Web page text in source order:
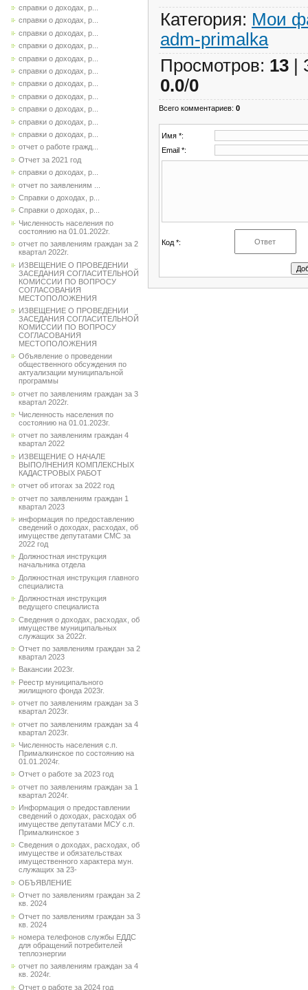
справки о доходах, р...
справки о доходах, р...
справки о доходах, р...
справки о доходах, р...
справки о доходах, р...
справки о доходах, р...
справки о доходах, р...
справки о доходах, р...
справки о доходах, р...
справки о доходах, р...
справки о доходах, р...
отчет о работе гражд...
Отчет за 2021 год
справки о доходах, р...
отчет по заявлениям ...
Справки о доходах, р...
Справки о доходах, р...
Численность населения по
состоянию на 01.01.2022г.
отчет по заявлениям граждан за 2
квартал 2022г.
ИЗВЕЩЕНИЕ О ПРОВЕДЕНИИ
ЗАСЕДАНИЯ СОГЛАСИТЕЛЬНОЙ
КОМИССИИ ПО ВОПРОСУ
СОГЛАСОВАНИЯ
МЕСТОПОЛОЖЕНИЯ
ИЗВЕЩЕНИЕ О ПРОВЕДЕНИИ
ЗАСЕДАНИЯ СОГЛАСИТЕЛЬНОЙ
КОМИССИИ ПО ВОПРОСУ
СОГЛАСОВАНИЯ
МЕСТОПОЛОЖЕНИЯ
Объявление о проведении
общественного обсуждения по
актуализации муниципальной
программы
отчет по заявлениям граждан за 3
квартал 2022г.
Численность населения по
состоянию на 01.01.2023г.
отчет по заявлениям граждан 4
квартал 2022
ИЗВЕЩЕНИЕ О НАЧАЛЕ
ВЫПОЛНЕНИЯ КОМПЛЕКСНЫХ
КАДАСТРОВЫХ РАБОТ
отчет об итогах за 2022 год
отчет по заявлениям граждан 1
квартал 2023
информация по предоставлению
сведений о доходах, расходах, об
имуществе депутатами СМС за
2022 год
Должностная инструкция
начальника отдела
Должностная инструкция главного
специалиста
Должностная инструкция
ведущего специалиста
Сведения о доходах, расходах, об
имуществе муниципальных
служащих за 2022г.
Отчет по заявлениям граждан за 2
квартал 2023
Вакансии 2023г.
Реестр муниципального
жилищного фонда 2023г.
отчет по заявлениям граждан за 3
квартал 2023г.
отчет по заявлениям граждан за 4
квартал 2023г.
Численность населения с.п.
Прималкинское по состоянию на
01.01.2024г.
Отчет о работе за 2023 год
отчет по заявлениям граждан за 1
квартал 2024г.
Информация о предоставлении
сведений о доходах, расходах об
имуществе депутатами МСУ с.п.
Прималкинское з
Сведения о доходах, расходах, об
имуществе и обязательствах
имущественного характера мун.
служащих за 23-
ОБЪЯВЛЕНИЕ
Отчет по заявлениям граждан за 2
кв. 2024
Отчет по заявлениям граждан за 3
кв. 2024
номера телефонов службы ЕДДС
для обращений потребителей
теплоэнергии
отчет по заявлениям граждан за 4
кв. 2024г.
Отчет о работе за 2024 год
Категория: Мои
adm-primalka
Просмотров: 13 |
0.0/0
Всего комментариев: 0
Имя *:
Email *:
Код *: